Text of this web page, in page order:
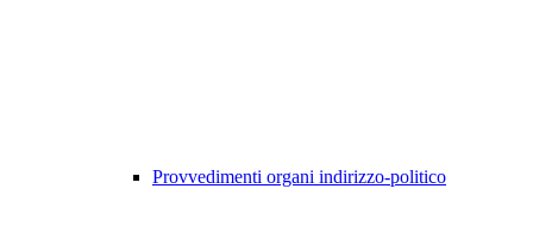
Provvedimenti organi indirizzo-politico